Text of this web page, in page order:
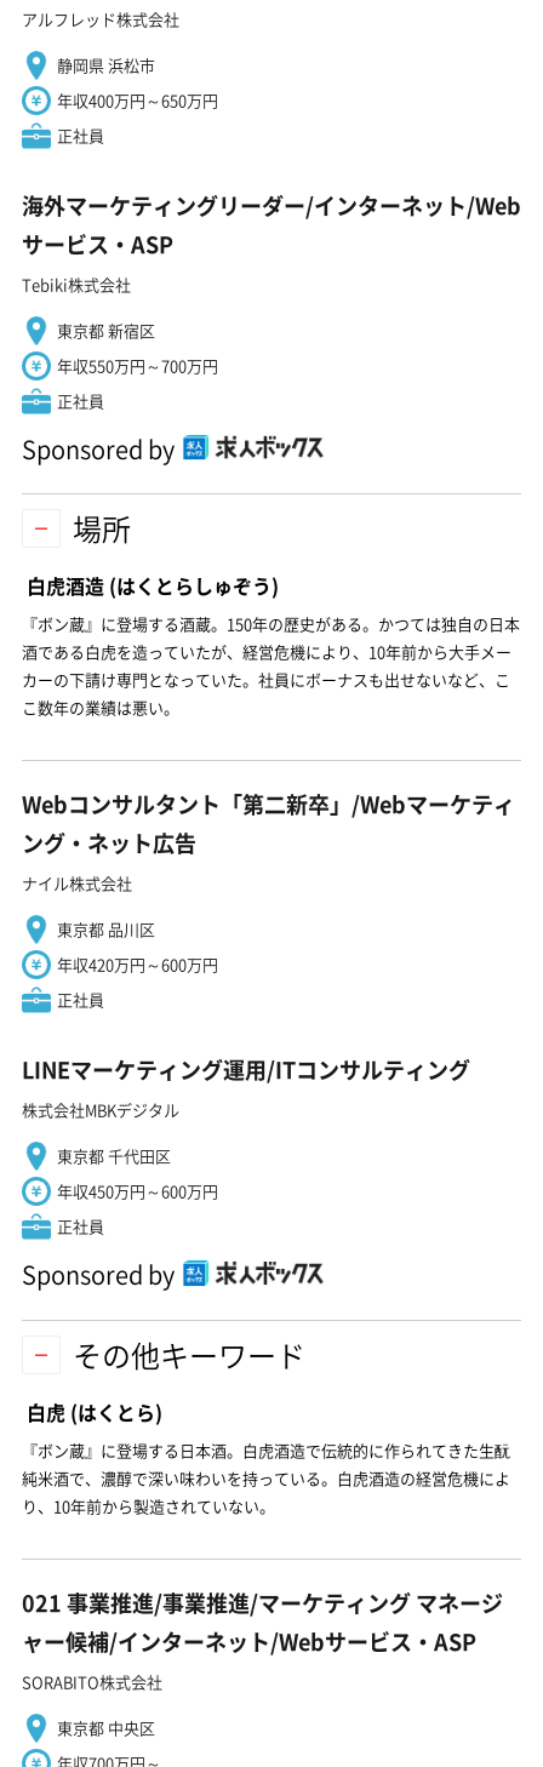
アルフレッド株式会社
静岡県 浜松市
年収400万円～650万円
正社員
海外マーケティングリーダー/インターネット/Web
サービス・ASP
Tebiki株式会社
東京都 新宿区
年収550万円～700万円
正社員
Sponsored by
場所
白虎酒造 (はくとらしゅぞう)
『ボン蔵』に登場する酒蔵。150年の歴史がある。かつては独自の日本
酒である白虎を造っていたが、経営危機により、10年前から大手メー
カーの下請け専門となっていた。社員にボーナスも出せないなど、こ
こ数年の業績は悪い。
Webコンサルタント「第二新卒」/Webマーケティ
ング・ネット広告
ナイル株式会社
東京都 品川区
年収420万円～600万円
正社員
LINEマーケティング運用/ITコンサルティング
株式会社MBKデジタル
東京都 千代田区
年収450万円～600万円
正社員
Sponsored by
その他キーワード
白虎 (はくとら)
『ボン蔵』に登場する日本酒。白虎酒造で伝統的に作られてきた生酛
純米酒で、濃醇で深い味わいを持っている。白虎酒造の経営危機によ
り、10年前から製造されていない。
021 事業推進/事業推進/マーケティング マネージ
ャー候補/インターネット/Webサービス・ASP
SORABITO株式会社
東京都 中央区
年収700万円～